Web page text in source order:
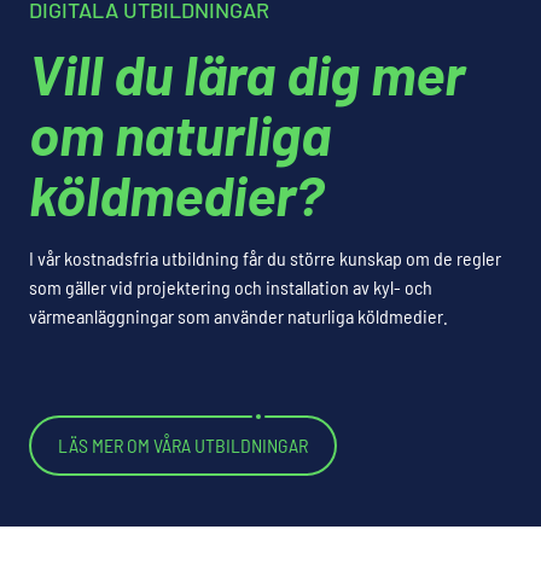
DIGITALA UTBILDNINGAR
Vill du lära dig mer
om naturliga
köldmedier?
I vår kostnadsfria utbildning får du större kunskap om de regler
som gäller vid projektering och installation av kyl- och
värmeanläggningar som använder naturliga köldmedier.
LÄS MER OM VÅRA UTBILDNINGAR